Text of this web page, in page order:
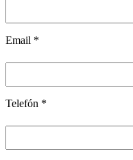
Email *
Telefón *